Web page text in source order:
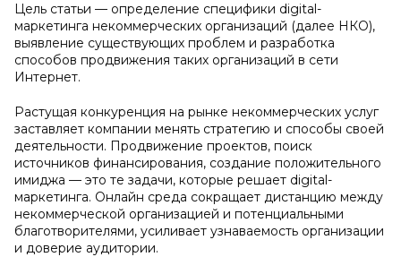
Цель статьи — определение специфики digital-
маркетинга некоммерческих организаций (далее НКО),
выявление существующих проблем и разработка
способов продвижения таких организаций в сети
Интернет.
Растущая конкуренция на рынке некоммерческих услуг
заставляет компании менять стратегию и способы своей
деятельности. Продвижение проектов, поиск
источников финансирования, создание положительного
имиджа — это те задачи, которые решает digital-
маркетинга. Онлайн среда сокращает дистанцию между
некоммерческой организацией и потенциальными
благотворителями, усиливает узнаваемость организации
и доверие аудитории.